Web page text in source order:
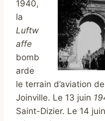
1940,
la
Luftw
affe
bomb
arde
le terrain d’aviation
Joinville. Le 13 juin
Saint-Dizier. Le 14